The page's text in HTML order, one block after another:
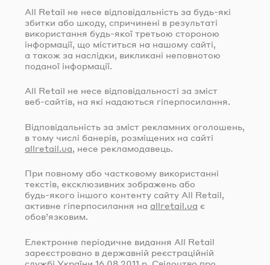
All Retail не несе відповідальність за будь-які
збитки або шкоду, спричинені в результаті
використання будь-якої третьою стороною
інформації, що міститься на нашому сайті,
а також за наслідки, викликані неповнотою
поданої інформації.
All Retail не несе відповідальності за зміст
веб-сайтів, на які надаються гіперпосилання.
Відповідальність за зміст рекламних оголошень,
в тому числі банерів, розміщених на сайті
allretail.ua, несе рекламодавець.
При повному або частковому використанні
текстів, ексклюзивних зображень або
будь-якого іншого контенту сайту All Retail,
активне гіперпосилання на allretail.ua є
обов’язковим.
Електронне періодичне видання All Retail
зареєстровано в державній реєстраційній